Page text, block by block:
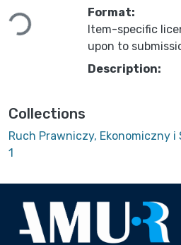
Loading...
Format:
Item-specific
upon to
Description:
Collections
Ruch Prawniczy, Ekonomiczny
1